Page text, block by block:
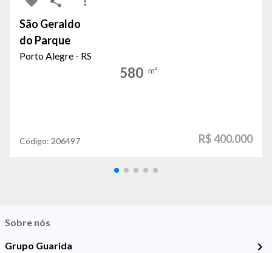
São Geraldo
do Parque
Porto Alegre - RS
580 m²
Código: 206497 R$ 400.000
Sobre nós
Grupo Guarida